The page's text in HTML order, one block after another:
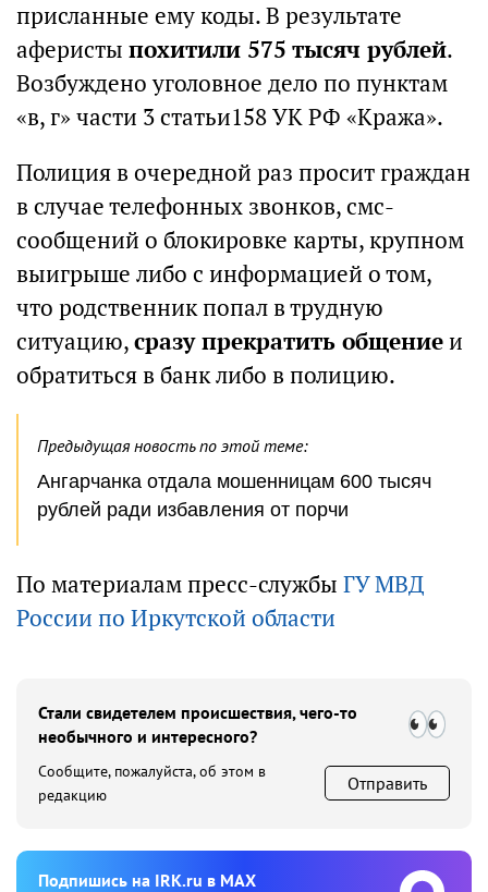
присланные ему коды. В результате
аферисты похитили 575 тысяч рублей.
Возбуждено уголовное дело по пунктам
«в, г» части 3 статьи158 УК РФ «Кража».
Полиция в очередной раз просит граждан
в случае телефонных звонков, смс-
сообщений о блокировке карты, крупном
выигрыше либо с информацией о том,
что родственник попал в трудную
ситуацию,сразу прекратить общениеи
обратиться в банк либо в полицию.
Предыдущая новость по этой теме:
Ангарчанка отдала мошенницам 600 тысяч
рублей ради избавления от порчи
По материалам пресс-службы ГУ МВД
России по Иркутской области
Стали свидетелем происшествия, чего-то
необычного и интересного?
Сообщите, пожалуйста, об этом в
редакцию
Отправить
Подпишиcь на IRK.ru в MAX